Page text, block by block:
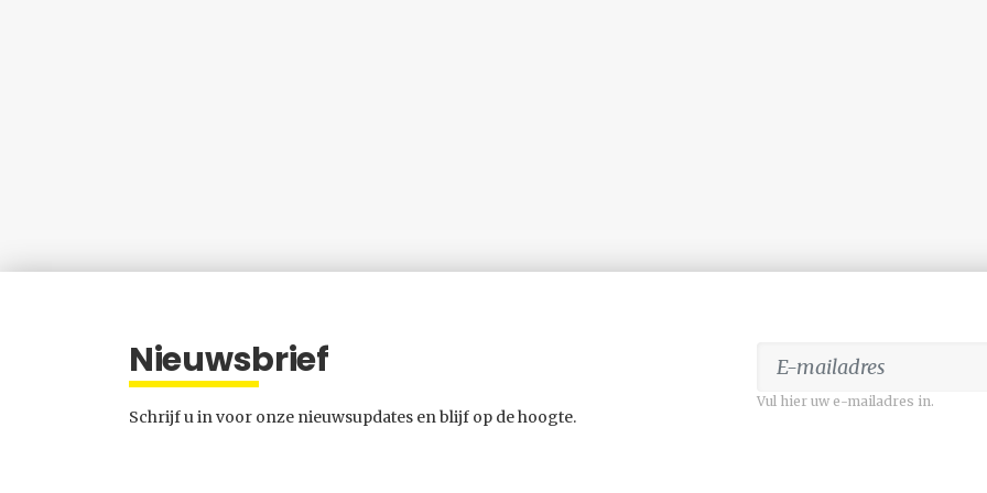
Nieuwsbrief
Schrijf u in voor onze nieuwsupdates en blijf op de hoogte.
Vul hier uw e-mailadres in.